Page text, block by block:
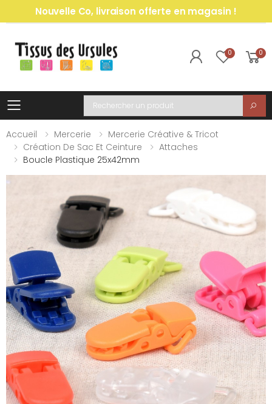
Nouvelle Co, livraison offerte en magasin !
0 0
Toggle mobile menu
Recherche
Accueil
Mercerie
Mercerie Créative & Tricot
Création De Sac Et Ceinture
Attaches
Boucle Plastique 25x42mm